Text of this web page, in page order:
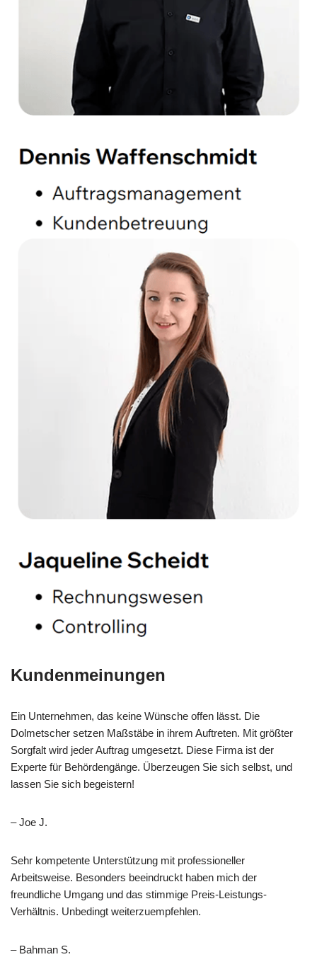
Kundenmeinungen
Ein Unternehmen, das keine Wünsche offen lässt. Die
Dolmetscher setzen Maßstäbe in ihrem Auftreten. Mit größter
Sorgfalt wird jeder Auftrag umgesetzt. Diese Firma ist der
Experte für Behördengänge. Überzeugen Sie sich selbst, und
lassen Sie sich begeistern!
– Joe J.
Sehr kompetente Unterstützung mit professioneller
Arbeitsweise. Besonders beeindruckt haben mich der
freundliche Umgang und das stimmige Preis-Leistungs-
Verhältnis. Unbedingt weiterzuempfehlen.
– Bahman S.